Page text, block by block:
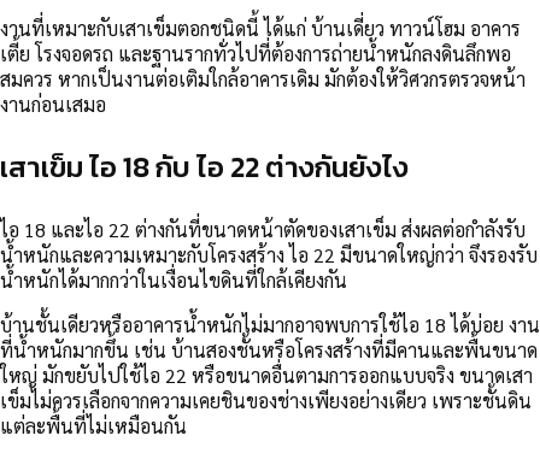
งานที่เหมาะกับเสาเข็มตอกชนิดนี้ ได้แก่ บ้านเดี่ยว ทาวน์โฮม อาคาร
เตี้ย โรงจอดรถ และฐานรากทั่วไปที่ต้องการถ่ายน้ำหนักลงดินลึกพอ
สมควร หากเป็นงานต่อเติมใกล้อาคารเดิม มักต้องให้วิศวกรตรวจหน้า
งานก่อนเสมอ
เสาเข็ม ไอ 18 กับ ไอ 22 ต่างกันยังไง
ไอ 18 และไอ 22 ต่างกันที่ขนาดหน้าตัดของเสาเข็ม ส่งผลต่อกำลังรับ
น้ำหนักและความเหมาะกับโครงสร้าง ไอ 22 มีขนาดใหญ่กว่า จึงรองรับ
น้ำหนักได้มากกว่าในเงื่อนไขดินที่ใกล้เคียงกัน
บ้านชั้นเดียวหรืออาคารน้ำหนักไม่มากอาจพบการใช้ไอ 18 ได้บ่อย งาน
ที่น้ำหนักมากขึ้น เช่น บ้านสองชั้นหรือโครงสร้างที่มีคานและพื้นขนาด
ใหญ่ มักขยับไปใช้ไอ 22 หรือขนาดอื่นตามการออกแบบจริง ขนาดเสา
เข็มไม่ควรเลือกจากความเคยชินของช่างเพียงอย่างเดียว เพราะชั้นดิน
แต่ละพื้นที่ไม่เหมือนกัน